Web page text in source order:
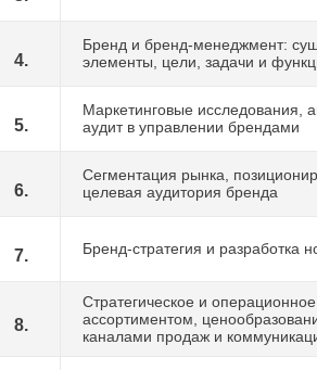
4.
Бренд и бренд-менеджмент:
элементы, цели, задачи и
5.
Маркетинговые исследования,
аудит в управлении брендами
6.
Сегментация рынка,
целевая аудитория бренда
7. Бренд-стратегия и разработка
8.
Стратегическое и
ассортиментом,
каналами продаж и